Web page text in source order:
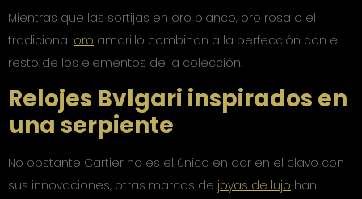
Mientras que las sortijas en oro blanco, oro rosa o el
tradicional oro amarillo combinan a la perfección con el
resto de los elementos de la colección.
Relojes Bvlgari inspirados en
una serpiente
No obstante Cartier no es el único en dar en el clavo con
sus innovaciones, otras marcas de joyas de lujo han